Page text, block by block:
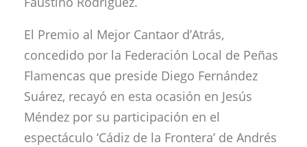
El Premio al Mejor Cantaor d’Atrás,
concedido por la Federación Local de Peñas
Flamencas que preside Diego Fernández
Suárez, recayó en esta ocasión en Jesús
Méndez por su participación en el
espectáculo ‘Cádiz de la Frontera’ de Andrés